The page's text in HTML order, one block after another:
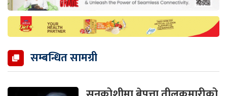
सम्बन्धित सामग्री